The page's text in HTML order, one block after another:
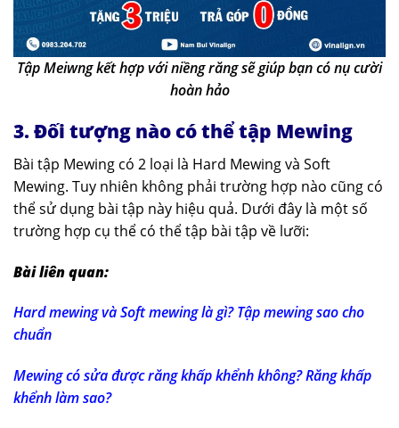
Tập Meiwng kết hợp với niềng răng sẽ giúp bạn có nụ cười
hoàn hảo
3. Đối tượng nào có thể tập Mewing
Bài tập Mewing có 2 loại là Hard Mewing và Soft
Mewing. Tuy nhiên không phải trường hợp nào cũng có
thể sử dụng bài tập này hiệu quả. Dưới đây là một số
trường hợp cụ thể có thể tập bài tập về lưỡi:
Bài liên quan:
Hard mewing và Soft mewing là gì? Tập mewing sao cho
chuẩn
Mewing có sửa được răng khấp khểnh không? Răng khấp
khểnh làm sao?